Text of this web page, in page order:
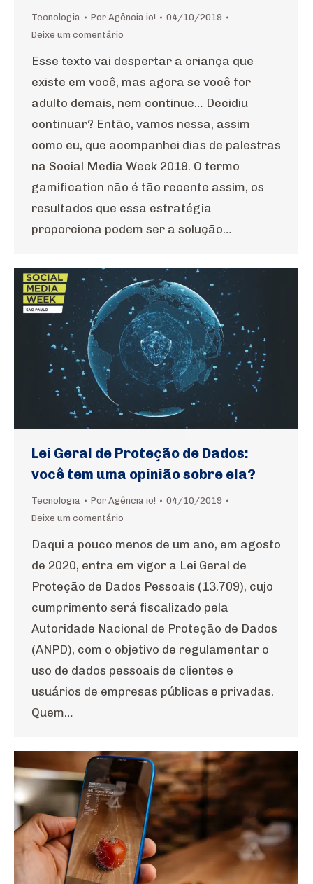
Tecnologia Por Agência io!
04/10/2019
Deixe um comentário
Esse texto vai despertar a criança que
existe em você, mas agora se você for
adulto demais, nem continue… Decidiu
continuar? Então, vamos nessa, assim
como eu, que acompanhei dias de palestras
na Social Media Week 2019. O termo
gamification não é tão recente assim, os
resultados que essa estratégia
proporciona podem ser a solução…
Lei Geral de Proteção de Dados:
você tem uma opinião sobre ela?
Tecnologia Por Agência io!
04/10/2019
Deixe um comentário
Daqui a pouco menos de um ano, em agosto
de 2020, entra em vigor a Lei Geral de
Proteção de Dados Pessoais (13.709), cujo
cumprimento será fiscalizado pela
Autoridade Nacional de Proteção de Dados
(ANPD), com o objetivo de regulamentar o
uso de dados pessoais de clientes e
usuários de empresas públicas e privadas.
Quem…